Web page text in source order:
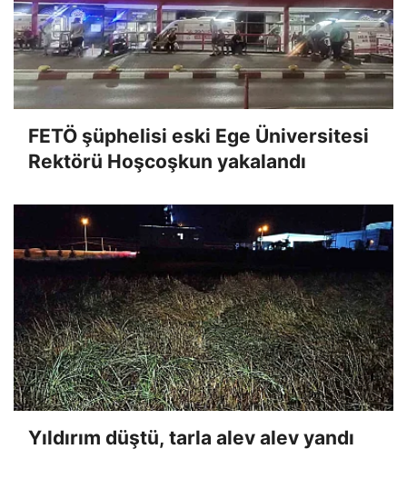
FETÖ şüphelisi eski Ege Üniversitesi
Rektörü Hoşcoşkun yakalandı
Yıldırım düştü, tarla alev alev yandı